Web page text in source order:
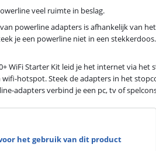
veel ruimte in beslag.
powerline adapters is afhankelijk van
je een powerline niet in een stekkerdoos.
WiFi Starter Kit leid je het internet via
hotspot. Steek de adapters in het
adapters verbind je een pc, tv of
het gebruik van dit product